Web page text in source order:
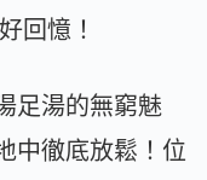
回憶！
足湯的無窮魅
中徹底放鬆！位